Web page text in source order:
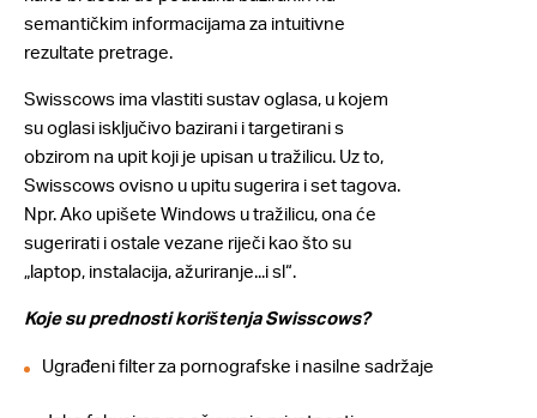
semantičkim informacijama za intuitivne
rezultate pretrage.
Swisscows ima vlastiti sustav oglasa, u kojem
su oglasi isključivo bazirani i targetirani s
obzirom na upit koji je upisan u tražilicu. Uz to,
Swisscows ovisno u upitu sugerira i set tagova.
Npr. Ako upišete Windows u tražilicu, ona će
sugerirati i ostale vezane riječi kao što su
„laptop, instalacija, ažuriranje...i sl“.
Koje su prednosti korištenja Swisscows?
Ugrađeni filter za pornografske i nasilne sadržaje